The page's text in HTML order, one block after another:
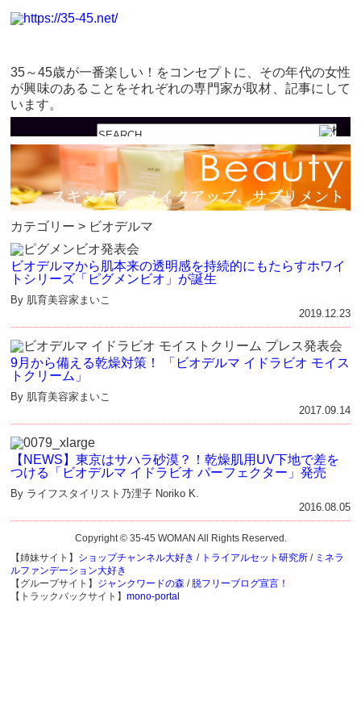
35～45歳が一番楽しい！をコンセプトに、その年代の女性
が興味のあることをそれぞれの専門家が取材、記事にして
います。
カテゴリー > ビオデルマ
ビオデルマから肌本来の透明感を持続的にもたらすホワイ
トシリーズ「ピグメンビオ」が誕生
By 肌育美容家まいこ
2019.12.23
9月から備える乾燥対策！ 「ビオデルマ イドラビオ モイス
トクリーム」
By 肌育美容家まいこ
2017.09.14
【NEWS】東京はサハラ砂漠？！乾燥肌用UV下地で差を
つける「ビオデルマ イドラビオ パーフェクター」発売
By ライフスタイリスト乃浬子 Noriko K.
2016.08.05
Copyright © 35-45 WOMAN All Rights Reserved.
【姉妹サイト】 ショップチャンネル大好き / トライアルセット研究所 / ミネラ
ルファンデーション大好き
【グループサイト】 ジャンクワードの森 / 脱フリーブログ宣言！
【トラックバックサイト】mono-portal